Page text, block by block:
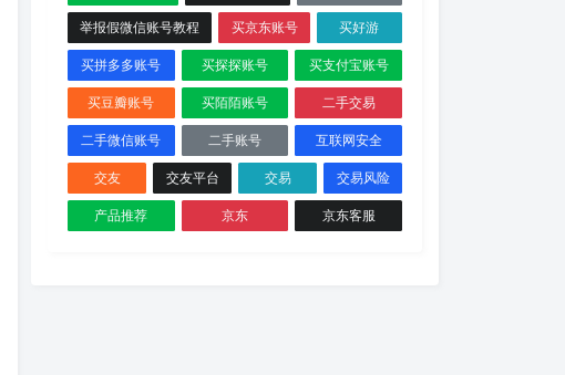
举报假微信账号教程
买京东账号
买好游
买拼多多账号
买探探账号
买支付宝账号
买豆瓣账号
买陌陌账号
二手交易
二手微信账号
二手账号
互联网安全
交友
交友平台 交易
交易风险
产品推荐
京东 京东客服